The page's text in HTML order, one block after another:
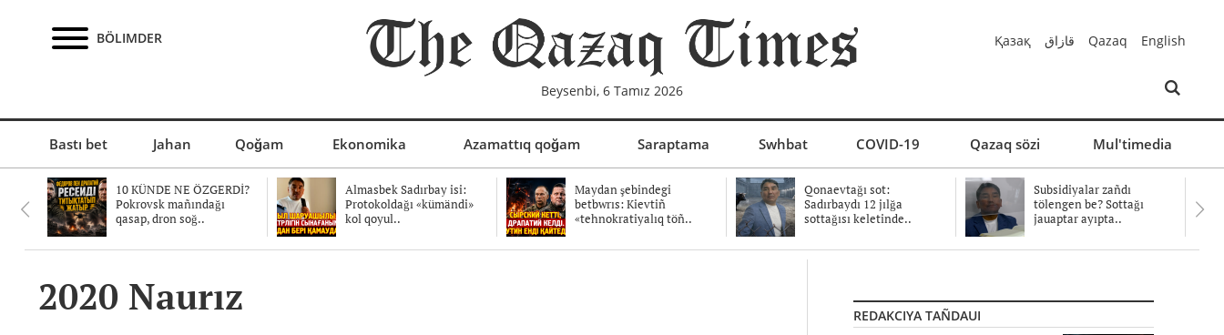
BÖLIMDER
Beysenbi, 6 Tamız 2026
Қазақ قازاق Qazaq English
Bastı bet Jahan Qoğam Ekonomika Azamattıq qoğam Saraptama Swhbat COVID-19 Qazaq sözi Mul'timedia
10 KÜNDE NE ÖZGERDİ?
Pokrovsk mañındağı
qasap, dron soğ..
Almasbek Sadırbay isi:
Protokoldağı «kümändi»
kol qoyul..
Maydan şebindegi
betbwrıs: Kievtiñ
«tehnokratiyalıq töñ..
Qonaevtağı sot:
Sadırbaydı 12 jılğa
sottağısı keletinde..
Subsidiyalar zañdı
tölengen be? Sottağı
jauaptar ayıpta..
2020 Naurız REDAKCIYA TAÑDAUI